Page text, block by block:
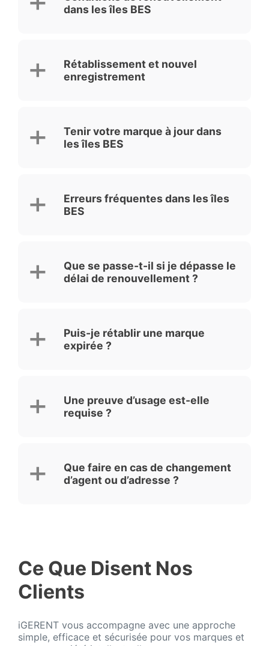
dans les îles BES
Rétablissement et nouvel
enregistrement
Tenir votre marque à jour dans
les îles BES
Erreurs fréquentes dans les îles
BES
Que se passe-t-il si je dépasse le
délai de renouvellement ?
Puis-je rétablir une marque
expirée ?
Une preuve d’usage est-elle
requise ?
Que faire en cas de changement
d’agent ou d’adresse ?
Ce Que Disent Nos
Clients
iGERENT vous accompagne avec une approche
simple, efficace et sécurisée pour vos marques et